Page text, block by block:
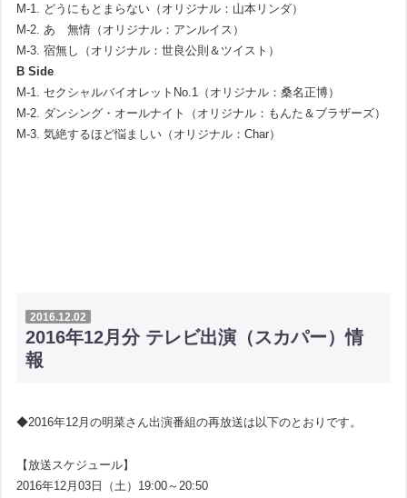
M-1. どうにもとまらない（オリジナル：山本リンダ）
M-2. あゝ無情（オリジナル：アンルイス）
M-3. 宿無し（オリジナル：世良公則＆ツイスト）
B Side
M-1. セクシャルバイオレットNo.1（オリジナル：桑名正博）
M-2. ダンシング・オールナイト（オリジナル：もんた＆ブラザーズ）
M-3. 気絶するほど悩ましい（オリジナル：Char）
2016.12.02
2016年12月分 テレビ出演（スカパー）情
報
◆2016年12月の明菜さん出演番組の再放送は以下のとおりです。
【放送スケジュール】
2016年12月03日（土）19:00～20:50